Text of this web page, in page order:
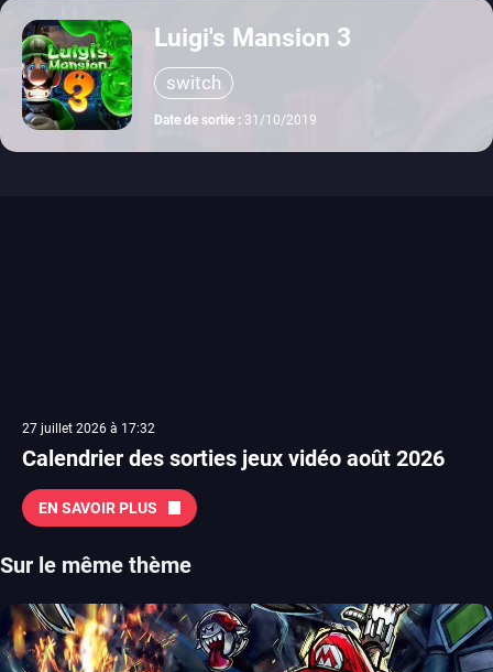
Luigi's Mansion 3
switch
Date de sortie : 31/10/2019
27 juillet 2026 à 17:32
Calendrier des sorties jeux vidéo août 2026
EN SAVOIR PLUS
Sur le même thème